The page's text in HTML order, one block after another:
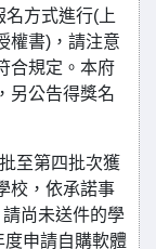
名方式進行(上
權書)，請注意
合規定。本府
另公告得獎名
至第四批次獲
校，依承諾事
尚未送件的學
申請自購軟體